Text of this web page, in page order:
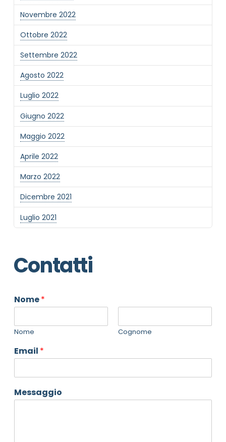
Novembre 2022
Ottobre 2022
Settembre 2022
Agosto 2022
Luglio 2022
Giugno 2022
Maggio 2022
Aprile 2022
Marzo 2022
Dicembre 2021
Luglio 2021
Contatti
Nome*
Nome Cognome
Email *
Messaggio